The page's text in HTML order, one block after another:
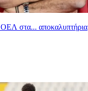
στα... αποκαλυπτήρια